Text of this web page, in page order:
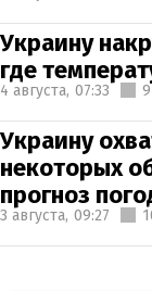
Украину
где
4 августа, 07:33
Украину
некоторых
прогноз
3 августа, 09:27